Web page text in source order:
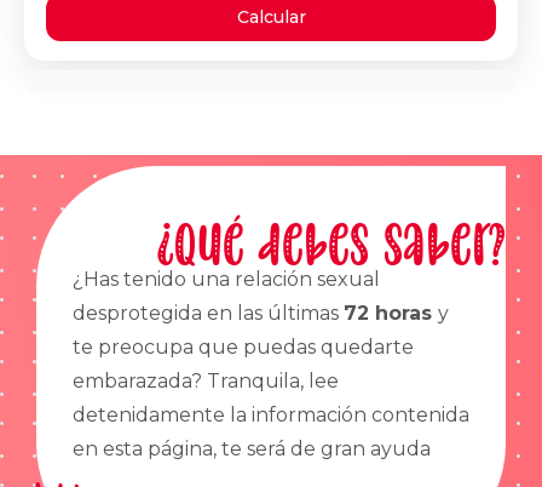
Calcular
¿Qué debes saber?
¿Has tenido una relación sexual
desprotegida en las últimas 72 horas y
te preocupa que puedas quedarte
embarazada? Tranquila, lee
detenidamente la información contenida
en esta página, te será de gran ayuda